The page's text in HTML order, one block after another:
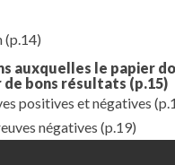
(p.14)
auxquelles le papier
bons résultats (p.15)
positives et négatives
négatives (p.19)